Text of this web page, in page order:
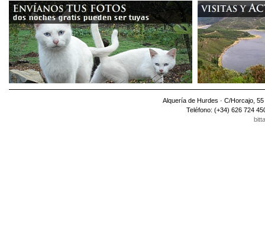
Alquería de Hurdes · C/Horcajo,
Teléfono: (+34) 626 724